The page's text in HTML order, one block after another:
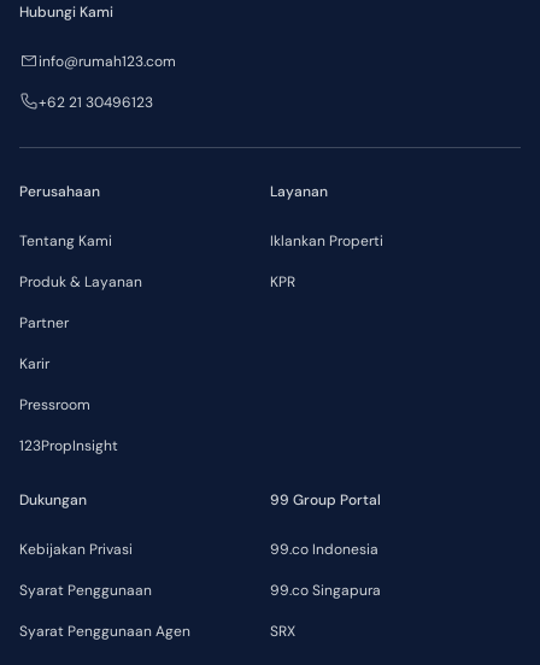
Perusahaan
Tentang Kami
Produk & Layanan
Partner
Karir
Pressroom
123PropInsight
Layanan
Iklankan Properti
KPR
Dukungan
Kebijakan Privasi
Syarat Penggunaan
Syarat Penggunaan Agen
99 Group Portal
99.co Indonesia
99.co Singapura
SRX
Hubungi Kami
info@rumah123.com
+62 21 30496123